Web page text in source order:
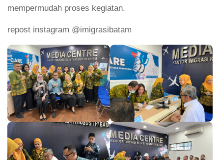
mempermudah proses kegiatan.
repost instagram @imigrasibatam